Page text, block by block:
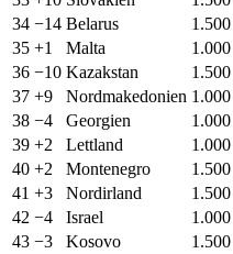
34 −14 Belarus 1.500
35 +1 Malta 1.000
36 −10 Kazakstan 1.500
37 +9 Nordmakedonien 1.000
38 −4 Georgien 1.000
39 +2 Lettland 1.000
40 +2 Montenegro 1.500
41 +3 Nordirland 1.500
42 −4 Israel 1.000
43 −3 Kosovo 1.500